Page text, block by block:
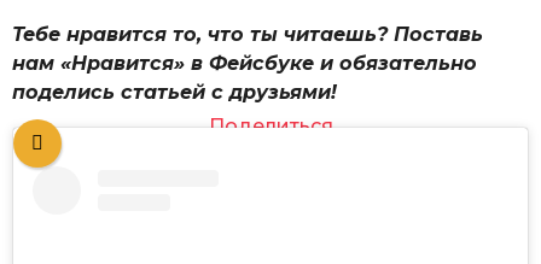
Тебе нравится то, что ты читаешь? Поставь
нам «Нравится» в Фейсбуке и обязательно
поделись статьей с друзьями!
Поделиться